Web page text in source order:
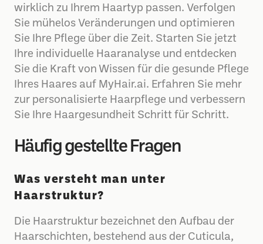
wirklich zu Ihrem Haartyp passen. Verfolgen
Sie mühelos Veränderungen und optimieren
Sie Ihre Pflege über die Zeit. Starten Sie jetzt
Ihre individuelle Haaranalyse und entdecken
Sie die Kraft von Wissen für die gesunde Pflege
Ihres Haares auf MyHair.ai. Erfahren Sie mehr
zur personalisierte Haarpflege und verbessern
Sie Ihre Haargesundheit Schritt für Schritt.
Häufig gestellte Fragen
Was versteht man unter
Haarstruktur?
Die Haarstruktur bezeichnet den Aufbau der
Haarschichten, bestehend aus der Cuticula,